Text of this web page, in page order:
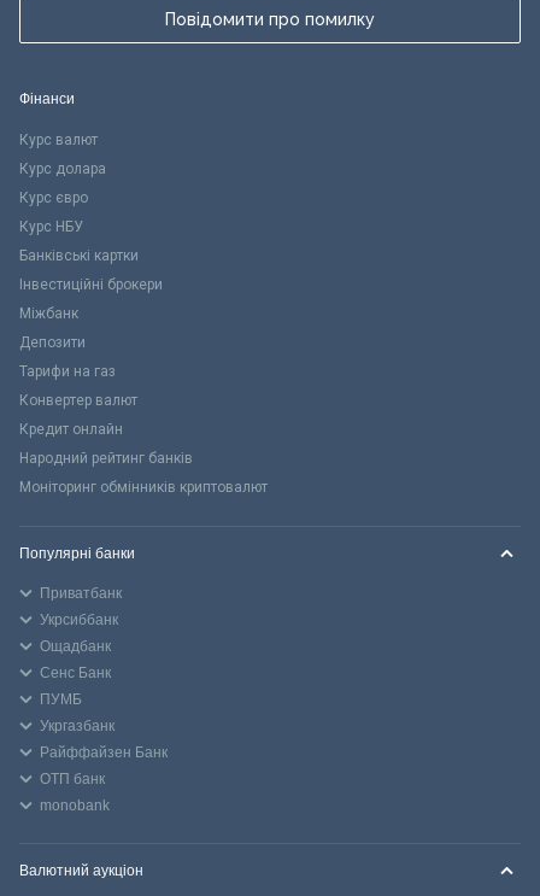
Повідомити про помилку
Фінанси
Курс валют
Курс долара
Курс євро
Курс НБУ
Банківські картки
Інвестиційні брокери
Міжбанк
Депозити
Тарифи на газ
Конвертер валют
Кредит онлайн
Народний рейтинг банків
Моніторинг обмінників криптовалют
Популярні банки
Приватбанк
Укрсиббанк
Ощадбанк
Сенс Банк
ПУМБ
Укргазбанк
Райффайзен Банк
ОТП банк
monobank
Валютний аукціон